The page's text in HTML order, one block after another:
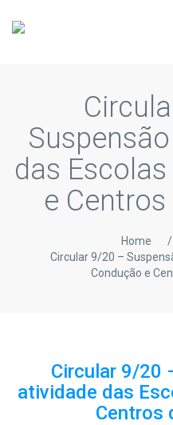
das
e
Home /
Circular 9/20 –
Condução e
Circular 9/20
atividade das
Centros